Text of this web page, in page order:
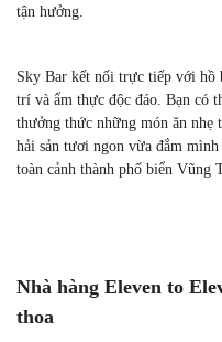
tận hưởng.
Sky Bar kết nối trực tiếp với hồ
trí và ẩm thực độc đáo. Bạn có
thưởng thức những món ăn nhẹ
hải sản tươi ngon vừa đắm
toàn cảnh thành phố biển Vũng
Nhà hàng Eleven to
thoa